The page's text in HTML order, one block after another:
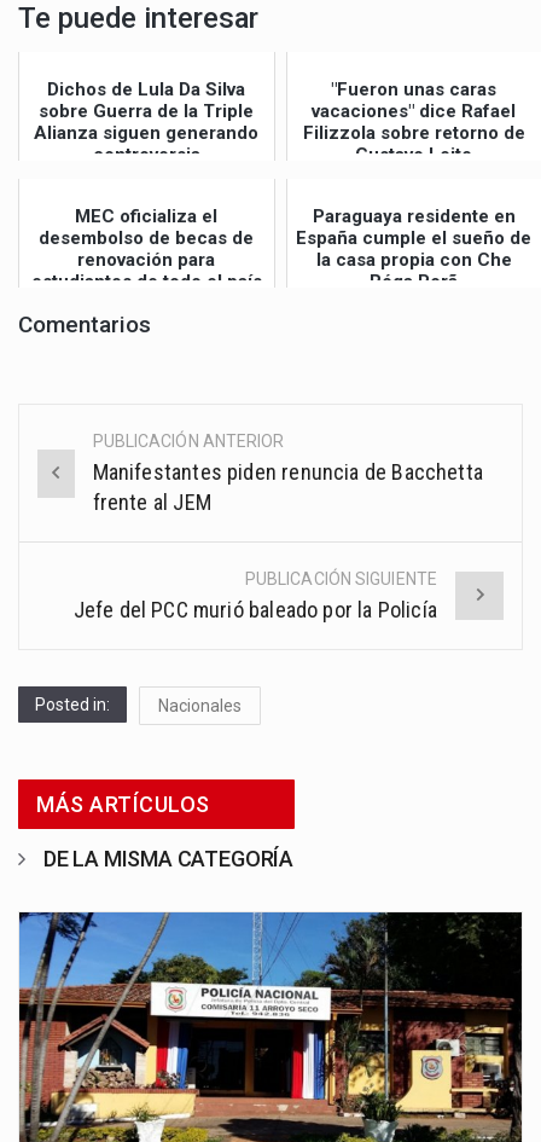
Te puede interesar
Dichos de Lula Da Silva
sobre Guerra de la Triple
Alianza siguen generando
controversia
"Fueron unas caras
vacaciones" dice Rafael
Filizzola sobre retorno de
Gustavo Leite
MEC oficializa el
desembolso de becas de
renovación para
estudiantes de todo el país
Paraguaya residente en
España cumple el sueño de
la casa propia con Che
Róga Porã
Comentarios
Post
navigation
PUBLICACIÓN ANTERIOR
Manifestantes piden renuncia de Bacchetta
frente al JEM
PUBLICACIÓN SIGUIENTE
Jefe del PCC murió baleado por la Policía
Posted in: Nacionales
MÁS ARTÍCULOS
DE LA MISMA CATEGORÍA